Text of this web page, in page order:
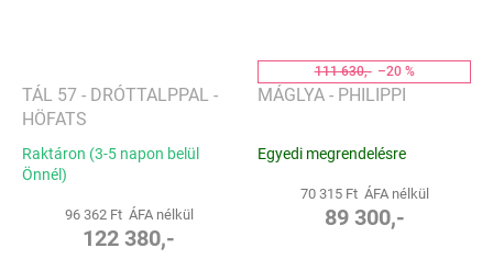
TÁL 57 - DRÓTTALPPAL -
HÖFATS
Raktáron (3-5 napon belül
Önnél)
96 362 Ft ÁFA nélkül
122 380,-
111 630,- –20 %
MÁGLYA - PHILIPPI
Egyedi megrendelésre
70 315 Ft ÁFA nélkül
89 300,-